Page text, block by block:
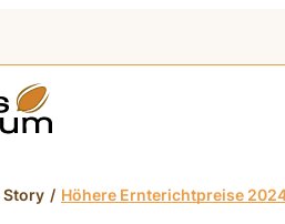
Story Höhere Ernterichtpreise